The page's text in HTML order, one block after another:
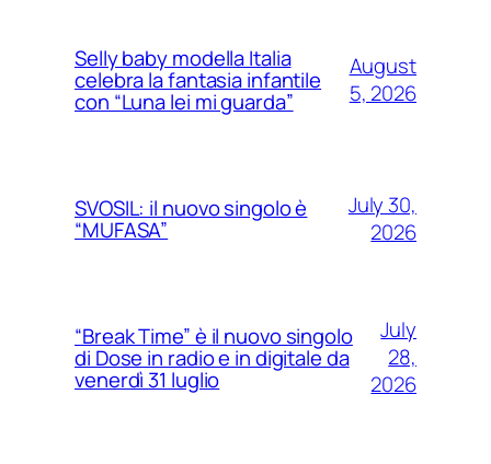
Selly baby modella Italia
celebra la fantasia infantile
con “Luna lei mi guarda”
August
5, 2026
SVOSIL: il nuovo singolo è
“MUFASA”
July 30,
2026
“Break Time” è il nuovo singolo
di Dose in radio e in digitale da
venerdì 31 luglio
July
28,
2026